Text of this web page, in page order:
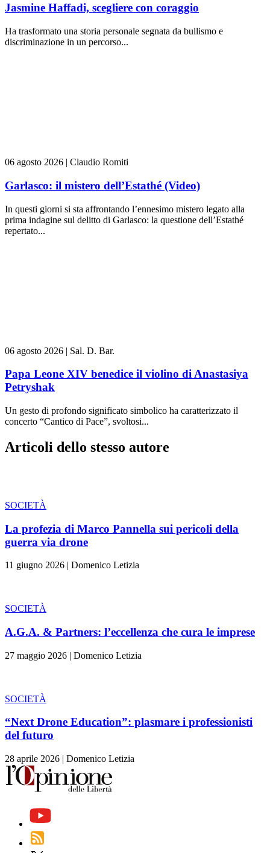
Jasmine Haffadi, scegliere con coraggio
Ha trasformato una storia personale segnata da bullismo e
discriminazione in un percorso...
06 agosto 2026 | Claudio Romiti
Garlasco: il mistero dell’Estathé (Video)
In questi giorni si sta affrontando l’ennesimo mistero legato alla
prima indagine sul delitto di Garlasco: la questione dell’Estathé
repertato...
06 agosto 2026 | Sal. D. Bar.
Papa Leone XIV benedice il violino di Anastasiya
Petryshak
Un gesto di profondo significato simbolico ha caratterizzato il
concerto “Cantico di Pace”, svoltosi...
Articoli dello stesso autore
SOCIETÀ
La profezia di Marco Pannella sui pericoli della
guerra via drone
11 giugno 2026 | Domenico Letizia
SOCIETÀ
A.G.A. & Partners: l’eccellenza che cura le imprese
27 maggio 2026 | Domenico Letizia
SOCIETÀ
“Next Drone Education”: plasmare i professionisti
del futuro
28 aprile 2026 | Domenico Letizia